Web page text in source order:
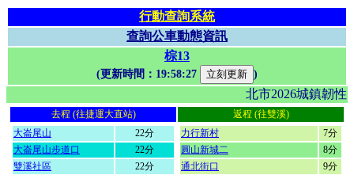
行動查詢系統
查詢公車動態資訊
棕13
(更新時間： 19:58:27 )
北市2026城鎮韌
去程 (往捷運大直站)
返程 (往雙溪)
大崙尾山
22分
大崙尾山步道口
22分
雙溪社區
22分
力行新村
7分
圓山新城二
8分
通北街口
9分